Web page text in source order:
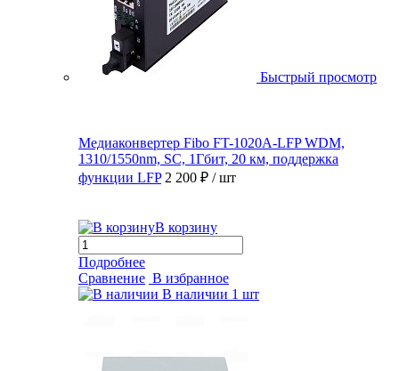
Быстрый просмотр
Медиаконвертер Fibo FT-1020A-LFP WDM,
1310/1550nm, SC, 1Гбит, 20 км, поддержка
функции LFP 2 200 ₽ / шт
В корзину
Подробнее
Сравнение В избранное
В наличии 1 шт